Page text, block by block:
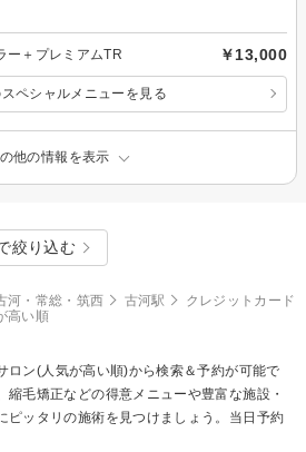
ー＋プレミアムTR ￥13,000
ペシャルメニューを見る
他の情報を表示
絞り込む
河・常総・筑西 古河駅
クレジットカード
高い順
ロン(人気が高い順)から検索＆予約が可能で
毛矯正などの得意メニューや豊富な施設・
ピッタリの施術を見つけましょう。当日予約